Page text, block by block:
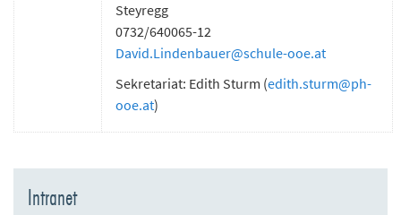
Steyregg
0732/640065-12
David.Lindenbauer@schule-ooe.at
Sekretariat: Edith Sturm (edith.sturm@ph-
ooe.at)
Intranet